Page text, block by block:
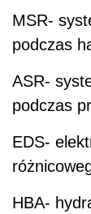
MSR-
podczas
ASR-
podczas
EDS-
HBA-